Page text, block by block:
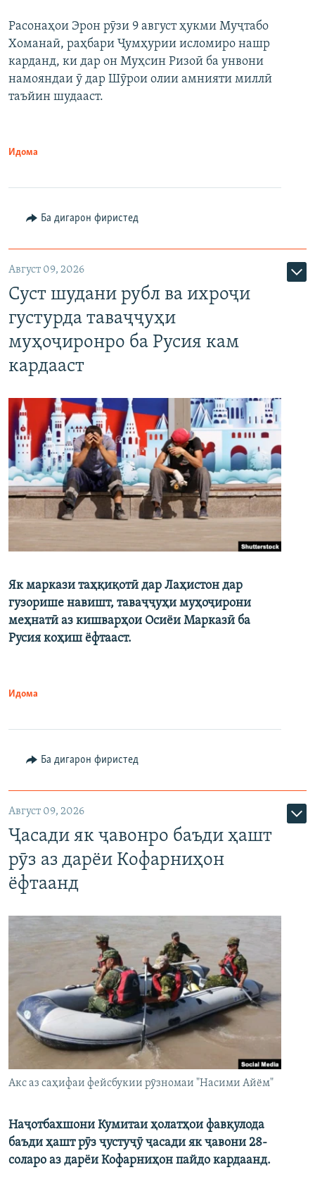
Расонаҳои Эрон рӯзи 9 август ҳукми Муҷтабо
Хоманаӣ, раҳбари Ҷумҳурии исломиро нашр
карданд, ки дар он Муҳсин Ризоӣ ба унвони
намояндаи ӯ дар Шӯрои олии амнияти миллӣ
таъйин шудааст.
Идома
Ба дигарон фиристед
Август 09, 2026
Суст шудани рубл ва ихроҷи
густурда таваҷҷуҳи
муҳоҷиронро ба Русия кам
кардааст
Як маркази таҳқиқотӣ дар Лаҳистон дар
гузорише навишт, таваҷҷуҳи муҳоҷирони
меҳнатӣ аз кишварҳои Осиёи Марказӣ ба
Русия коҳиш ёфтааст.
Идома
Ба дигарон фиристед
Август 09, 2026
Ҷасади як ҷавонро баъди ҳашт
рӯз аз дарёи Кофарниҳон
ёфтаанд
Акс аз саҳифаи фейсбукии рӯзномаи "Насими Айём"
Наҷотбахшони Кумитаи ҳолатҳои фавқулода
баъди ҳашт рӯз ҷустуҷӯ ҷасади як ҷавони 28-
соларо аз дарёи Кофарниҳон пайдо кардаанд.